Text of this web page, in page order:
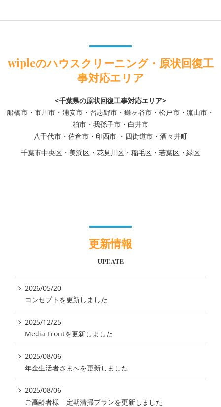
wipleのハウスクリーニング・原状回復工
事対応エリア
<千葉県の原状回復工事対応エリア>
船橋市・市川市・浦安市・習志野市・鎌ヶ谷市・松戸市・流山市・
柏市・我孫子市・白井市
八千代市・佐倉市・印西市 ・四街道市・酒々井町
千葉市中央区・美浜区・花見川区・稲毛区・若葉区・緑区
更新情報
UPDATE
2026/05/20
コンセプトを更新しました
2025/12/25
Media Frontを更新しました
2025/08/06
年金生活者さまへを更新しました
2025/08/06
ご高齢者様 定期清掃プランを更新しました